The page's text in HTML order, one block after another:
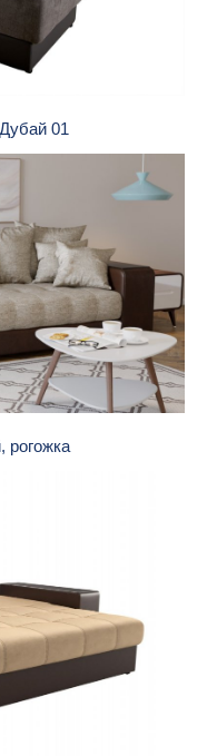
01
рогожка